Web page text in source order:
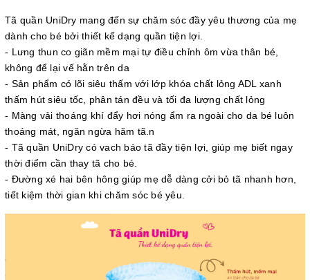
Tã quần UniDry mang đến sự chăm sóc đầy yêu thương của mẹ
dành cho bé bởi thiết kế dạng quần tiện lợi.
- Lưng thun co giãn mềm mại tự điều chỉnh ôm vừa thân bé,
không để lại vế hằn trên da
- Sản phẩm có lõi siêu thấm với lớp khóa chất lỏng ADL xanh
thấm hút siêu tốc, phân tán đều và tối đa lượng chất lỏng
- Màng vải thoáng khí đẩy hơi nóng ẩm ra ngoài cho da bé luôn
thoáng mát, ngăn ngừa hăm tã.n
- Tã quần UniDry có vach báo tã đầy tiện lợi, giúp mẹ biết ngay
thời điểm cần thay tã cho bé.
- Đường xé hai bên hông giúp mẹ dễ dàng cởi bỏ tã nhanh hơn,
tiết kiệm thời gian khi chăm sóc bé yêu.